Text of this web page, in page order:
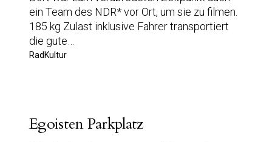
ein Team des NDR* vor Ort, um sie zu filmen.
185 kg Zulast inklusive Fahrer transportiert
die gute…
RadKultur
Egoisten Parkplatz